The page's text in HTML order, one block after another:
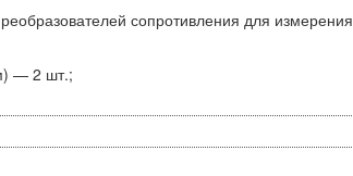
сопротивления для измерения
— 2 шт.;